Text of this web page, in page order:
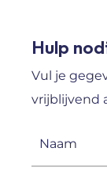
Hulp
Vul je
vrijblijvend